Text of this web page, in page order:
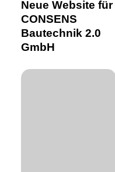
für
Bautechnik
2.0
GmbH
Neue Website für
CONSENS
Bautechnik 2.0
GmbH